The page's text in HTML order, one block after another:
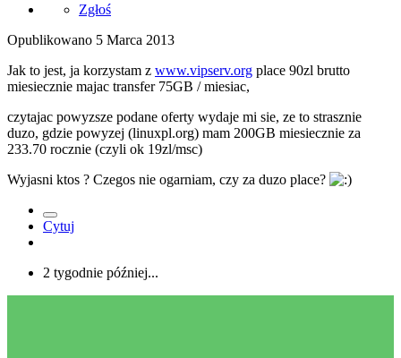
Zgłoś
Opublikowano 5 Marca 2013
Jak to jest, ja korzystam z www.vipserv.org place 90zl brutto
miesiecznie majac transfer 75GB / miesiac,
czytajac powyzsze podane oferty wydaje mi sie, ze to strasznie
duzo, gdzie powyzej (linuxpl.org) mam 200GB miesiecznie za
233.70 rocznie (czyli ok 19zl/msc)
Wyjasni ktos ? Czegos nie ogarniam, czy za duzo place?
Cytuj
2 tygodnie później...